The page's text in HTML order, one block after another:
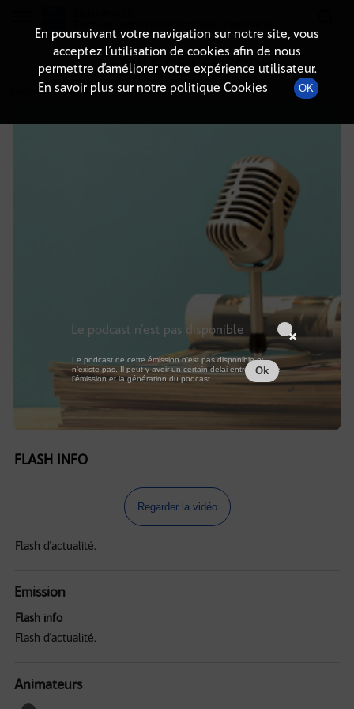
DÉTAILS DE L'ÉPISODE
3 août 2021 à 16h59, durée : Invalid date
FLASH INFO
Regarder la vidéo
Flash d'actualité.
Emission
Flash info
Flash d'actualité.
Animateurs
En poursuivant votre navigation sur notre site, vous
acceptez l’utilisation de cookies afin de nous
permettre d’améliorer votre expérience utilisateur.
En savoir plus sur notre politique Cookies
OK
Le podcast n'est pas disponible
Le podcast de cette émission n'est pas disponible ou
n'existe pas. Il peut y avoir un certain délai entre la fin de
l'émission et la génération du podcast.
Ok